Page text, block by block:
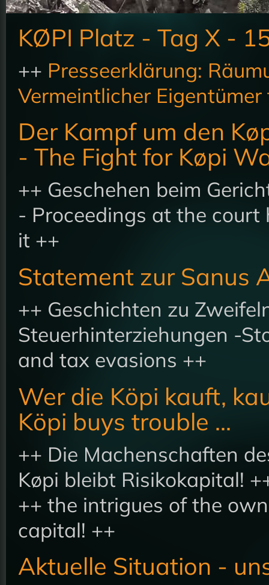
KØPI Platz - Tag X -
++ Presseerklärung:
Vermeintlicher
Der Kampf um den
- The Fight for Køpi
++ Geschehen beim
- Proceedings at the
it ++
Statement zur Sanus
++ Geschichten zu
Steuerhinterziehungen -
and tax evasions ++
Wer die Köpi kauft,
Köpi buys trouble ...
++ Die Machenschaften
Køpi bleibt Risikokapital!
++ the intrigues of the
capital! ++
Aktuelle Situation -